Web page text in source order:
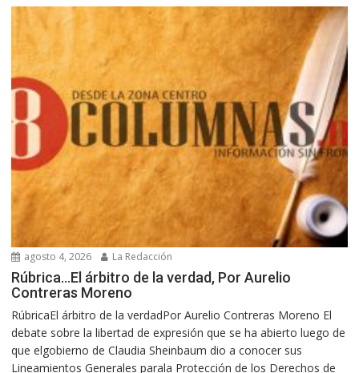
agosto 4, 2026 La Redacción
Rúbrica…El árbitro de la verdad, Por Aurelio
Contreras Moreno
RúbricaEl árbitro de la verdadPor Aurelio Contreras Moreno El
debate sobre la libertad de expresión que se ha abierto luego de
que elgobierno de Claudia Sheinbaum dio a conocer sus
Lineamientos Generales parala Protección de los Derechos de